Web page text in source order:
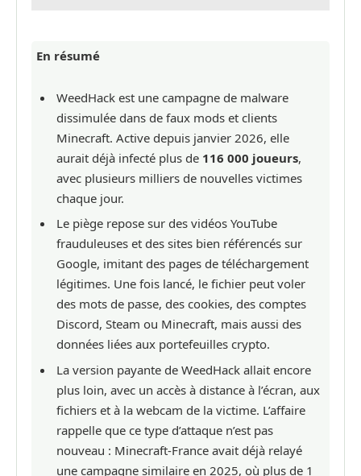
En résumé
WeedHack est une campagne de malware
dissimulée dans de faux mods et clients
Minecraft. Active depuis janvier 2026, elle
aurait déjà infecté plus de 116 000 joueurs,
avec plusieurs milliers de nouvelles victimes
chaque jour.
Le piège repose sur des vidéos YouTube
frauduleuses et des sites bien référencés sur
Google, imitant des pages de téléchargement
légitimes. Une fois lancé, le fichier peut voler
des mots de passe, des cookies, des comptes
Discord, Steam ou Minecraft, mais aussi des
données liées aux portefeuilles crypto.
La version payante de WeedHack allait encore
plus loin, avec un accès à distance à l’écran, aux
fichiers et à la webcam de la victime. L’affaire
rappelle que ce type d’attaque n’est pas
nouveau : Minecraft-France avait déjà relayé
une campagne similaire en 2025, où plus de 1